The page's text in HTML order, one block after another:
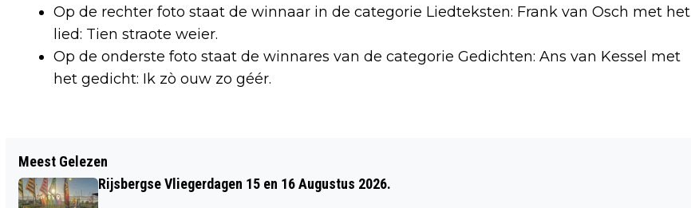
Op de rechter foto staat de winnaar in de categorie Liedteksten: Frank van Osch met het
lied: Tien straote weier.
Op de onderste foto staat de winnares van de categorie Gedichten: Ans van Kessel met
het gedicht: Ik zò ouw zo géér.
POLDERSE CULTUURKRING EXPOSEERT
IS RAVENHOF
DECEMBER 2021 GEANNULEERD
Meest Gelezen
Rijsbergse Vliegerdagen 15 en 16 Augustus 2026.